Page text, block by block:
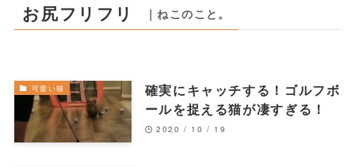
お尻フリフリ ｜ねこのこと。
可愛い猫
確実にキャッチする！ゴルフボ
ールを捉える猫が凄すぎる！
2020 / 10 / 19